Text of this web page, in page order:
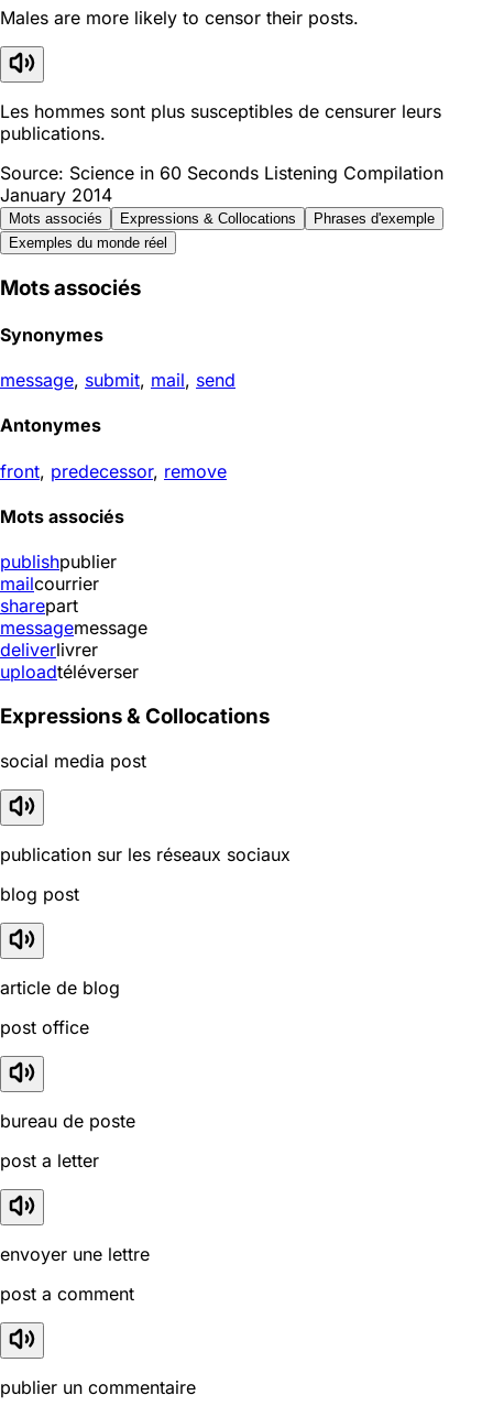
Males are more likely to censor their posts.
Les hommes sont plus susceptibles de censurer leurs
publications.
Source: Science in 60 Seconds Listening Compilation
January 2014
Mots associés Expressions & Collocations
Phrases d'exemple
Exemples du monde réel
Mots associés
Synonymes
message, submit, mail, send
Antonymes
front, predecessor, remove
Mots associés
publishpublier
mailcourrier
sharepart
messagemessage
deliverlivrer
uploadtéléverser
Expressions & Collocations
social media post
publication sur les réseaux sociaux
blog post
article de blog
post office
bureau de poste
post a letter
envoyer une lettre
post a comment
publier un commentaire